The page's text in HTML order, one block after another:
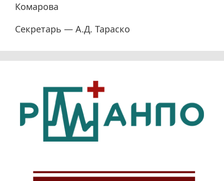
Комарова
Секретарь — А.Д. Тараско